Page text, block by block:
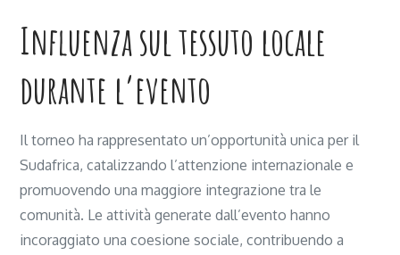
Influenza sul tessuto locale
durante l’evento
Il torneo ha rappresentato un’opportunità unica per il
Sudafrica, catalizzando l’attenzione internazionale e
promuovendo una maggiore integrazione tra le
comunità. Le attività generate dall’evento hanno
incoraggiato una coesione sociale, contribuendo a